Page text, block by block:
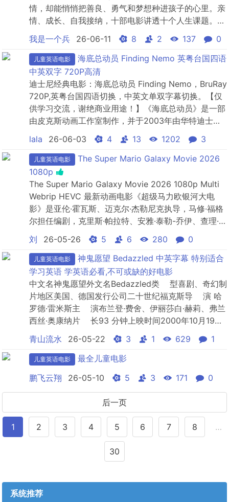
情，却能悄悄把善良、勇气和梦想种进孩子的心里。亲
情、成长、自我接纳，十部电影讲透十个人生课题。趁
着假期，陪孩子窝在沙发里，一起经历这些温暖感动的
故事，比一百句说教都管用。
我是一个兵 26-06-11 8 2 137 0
儿童英语电影
海底总动员 Finding Nemo 英粤台国四语
中英双字 720P高清
迪士尼经典电影：海底总动员 Finding Nemo，BruRay
720P,英粤台国四语切换，中英文单双字幕切换。【仅
供学习交流，谢绝商业用途！】《海底总动员》是一部
由皮克斯动画工作室制作，并于2003年由华特迪士尼
发行的美国电脑动画电影。于2004年成功收获奥斯卡
最佳动画片奖 。故事主要叙述一只过度保护儿子的小
丑鱼马林和它在路上碰到的蓝唐王鱼多莉两人一同在汪
洋大海中寻找玛林失去的儿子尼莫的奇幻...
lala 26-06-03 4 13 1202 3
儿童英语电影
The Super Mario Galaxy Movie 2026
1080p
The Super Mario Galaxy Movie 2026 1080p Multi
Webrip HEVC 最新动画电影《超级马力欧银河大电
影》是亚伦·霍瓦斯、迈克尔·杰勒尼克执导，马修·福格
尔担任编剧，克里斯·帕拉特、安雅·泰勒-乔伊、查理·
戴、杰克·布莱克、吉甘-迈克尔·凯、布丽·拉尔森、本·
萨弗迪担任主要配音，照明娱乐公司、任天堂制作的动
画电影，于2026年4月1日在美国上映、4月3...
刘 26-05-26 5 6 280 0
儿童英语电影
神鬼愿望 Bedazzled 中英字幕 特别适合
学习英语 学英语必看,不可或缺的好电影
中文名神鬼愿望外文名Bedazzled类 型喜剧、奇幻制
片地区美国、德国发行公司二十世纪福克斯导 演 哈
罗德·雷米斯主 演布兰登·费舍、伊丽莎白·赫莉、弗兰
西丝·奥康纳片 长93 分钟上映时间2000年10月19日
票 房90376224 美元对白语言英语、俄语...
青山流水 26-05-22 3 1 629 1
儿童英语电影
最全儿童电影
鹏飞云翔
26-05-10 5 3 171 0
后一页
1 2 3 4 5 6 7 8 …
30
系统推荐